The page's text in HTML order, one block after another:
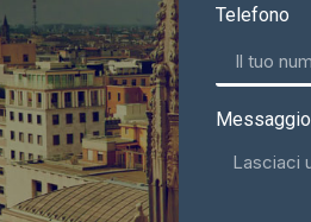
Telefono
Messaggio